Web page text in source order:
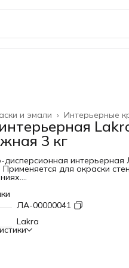
Интерьерные
и эмали ›
3 кг
дисперсионная интерьерная
для окраски
работ
маскирует дефекты
– не течет с валика
и универсальными
ЛА-00000041
Lakra